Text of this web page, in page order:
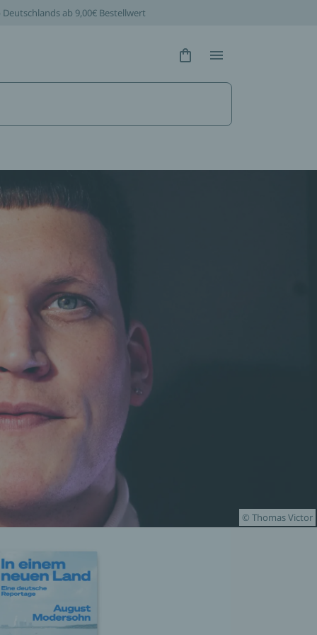
ab 9,00€ Bestellwert
Hidden Text
Hidden Text
© Thomas Victor